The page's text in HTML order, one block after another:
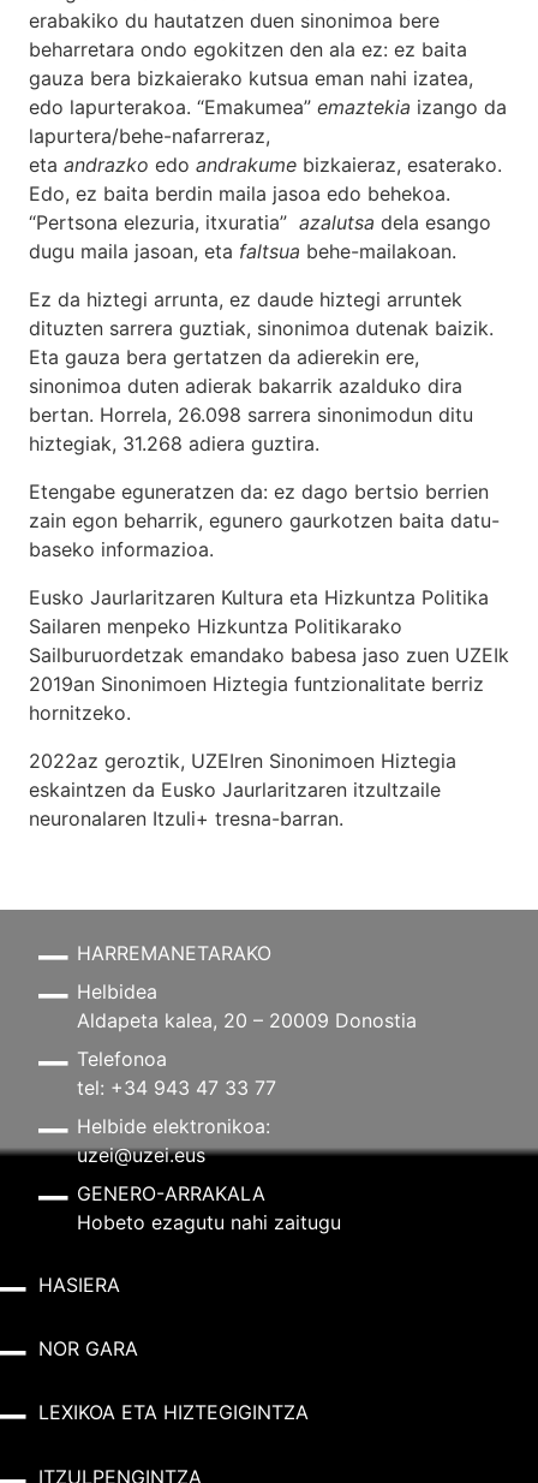
erabakiko du hautatzen duen sinonimoa bere
beharretara ondo egokitzen den ala ez: ez baita
gauza bera bizkaierako kutsua eman nahi izatea,
edo lapurterakoa. “Emakumea” emaztekia izango da
lapurtera/behe-nafarreraz,
eta andrazko edo andrakume bizkaieraz, esaterako.
Edo, ez baita berdin maila jasoa edo behekoa.
“Pertsona elezuria, itxuratia” azalutsa dela esango
dugu maila jasoan, eta faltsua behe-mailakoan.
Ez da hiztegi arrunta, ez daude hiztegi arruntek
dituzten sarrera guztiak, sinonimoa dutenak baizik.
Eta gauza bera gertatzen da adierekin ere,
sinonimoa duten adierak bakarrik azalduko dira
bertan. Horrela, 26.098 sarrera sinonimodun ditu
hiztegiak, 31.268 adiera guztira.
Etengabe eguneratzen da: ez dago bertsio berrien
zain egon beharrik, egunero gaurkotzen baita datu-
baseko informazioa.
Eusko Jaurlaritzaren Kultura eta Hizkuntza Politika
Sailaren menpeko Hizkuntza Politikarako
Sailburuordetzak emandako babesa jaso zuen UZEIk
2019an Sinonimoen Hiztegia funtzionalitate berriz
hornitzeko.
2022az geroztik, UZEIren Sinonimoen Hiztegia
eskaintzen da Eusko Jaurlaritzaren itzultzaile
neuronalaren Itzuli+ tresna-barran.
HARREMANETARAKO
Helbidea
Aldapeta kalea, 20 – 20009 Donostia
Telefonoa
tel: +34 943 47 33 77
Helbide elektronikoa:
uzei@uzei.eus
GENERO-ARRAKALA
Hobeto ezagutu nahi zaitugu
HASIERA
NOR GARA
LEXIKOA ETA HIZTEGIGINTZA
ITZULPENGINTZA